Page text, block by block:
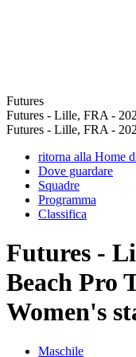
Futures
Futures - Lille, FRA -
Futures - Lille, FRA -
ritorna alla Home
Dove guardare
Squadre
Programma
Classifica
Futures -
Beach Pro
Women's
Maschile